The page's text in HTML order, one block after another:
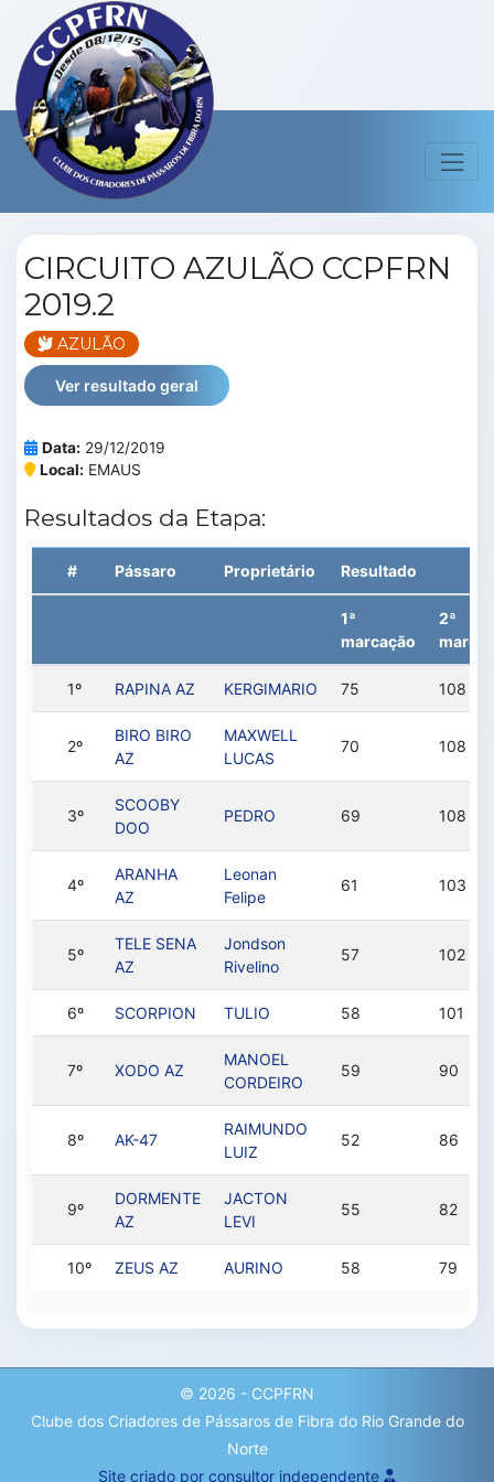
CIRCUITO AZULÃO CCPFRN
2019.2
AZULÃO
Ver resultado geral
Data: 29/12/2019
Local: EMAUS
Resultados da Etapa:
# Pássaro Proprietário Resultado
1ª
marcação
2ª
1º RAPINA AZ KERGIMARIO 75 108
2º
BIRO BIRO
AZ
MAXWELL
LUCAS
70 108
3º
SCOOBY
DOO
PEDRO 69 108
4º
ARANHA
AZ
Leonan
Felipe
61 103
5º
TELE SENA
AZ
Jondson
Rivelino
57 102
6º SCORPION TULIO 58 101
7º XODO AZ
MANOEL
CORDEIRO
59 90
8º AK-47
RAIMUNDO
LUIZ
52 86
9º
DORMENTE
AZ
JACTON
LEVI
55 82
10º ZEUS AZ AURINO 58 79
© 2026 - CCPFRN
Clube dos Criadores de Pássaros de Fibra do Rio Grande do
Norte
Site criado por consultor independente